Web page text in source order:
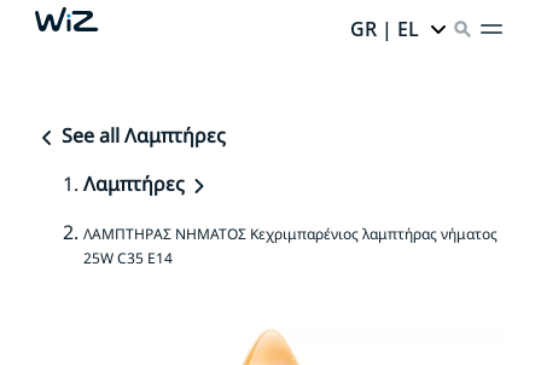
GR | EL
See all Λαμπτήρες
Λαμπτήρες
ΛΑΜΠΤΗΡΑΣ ΝΗΜΑΤΟΣ Κεχριμπαρένιος λαμπτήρας νήματος
25W C35 E14